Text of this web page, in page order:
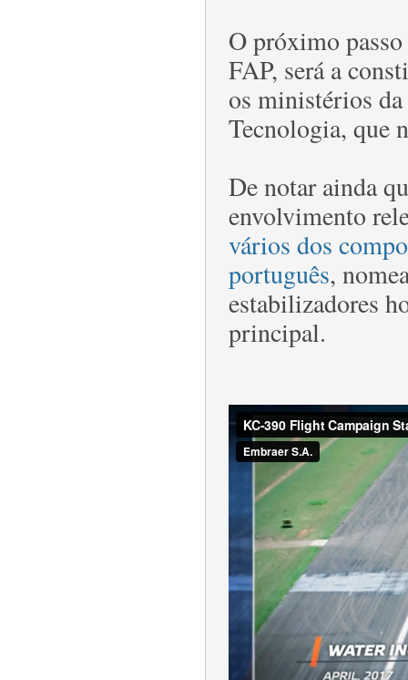
O próximo
FAP, será a
os ministérios
Tecnologia, que
De notar ainda
envolvimento
vários dos
português,
estabilizadores
principal.